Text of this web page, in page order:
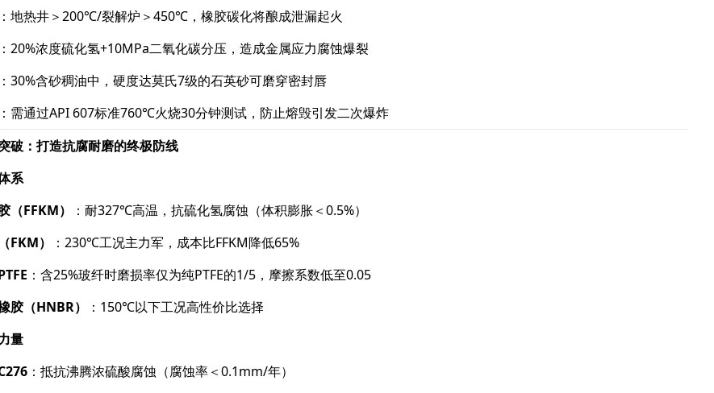
地热井＞200℃/裂解炉＞450℃，橡胶碳化将酿成泄漏起火
20%浓度硫化氢+10MPa二氧化碳分压，造成金属应力腐蚀爆裂
30%含砂稠油中，硬度达莫氏7级的石英砂可磨穿密封唇
需通过API 607标准760℃火烧30分钟测试，防止熔毁引发二次爆炸
破：打造抗腐耐磨的终极防线
系
（FFKM）​
​：耐327℃高温，抗硫化氢腐蚀（体积膨胀＜0.5%）
FKM）​
​：230℃工况主力军，成本比FFKM降低65%
​：含25%玻纤时磨损率仅为纯PTFE的1/5，摩擦系数低至0.05
胶（HNBR）​
​：150℃以下工况高性价比选择
量
​：抵抗沸腾浓硫酸腐蚀（腐蚀率＜0.1mm/年）